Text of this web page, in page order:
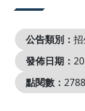
公告類別：
發佈日期：
點閱數： 2788